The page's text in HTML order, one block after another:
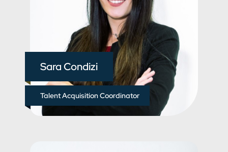
Sara Condizi
Talent Acquisition Coordinator